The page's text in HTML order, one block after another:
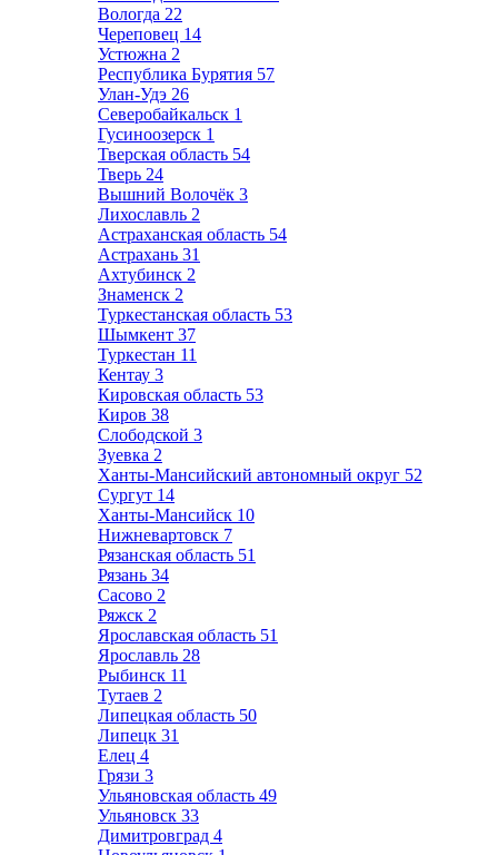
Вологда 22
Череповец 14
Устюжна 2
Республика Бурятия 57
Улан-Удэ 26
Северобайкальск 1
Гусиноозерск 1
Тверская область 54
Тверь 24
Вышний Волочёк 3
Лихославль 2
Астраханская область 54
Астрахань 31
Ахтубинск 2
Знаменск 2
Туркестанская область 53
Шымкент 37
Туркестан 11
Кентау 3
Кировская область 53
Киров 38
Слободской 3
Зуевка 2
Ханты-Мансийский автономный округ 52
Сургут 14
Ханты-Мансийск 10
Нижневартовск 7
Рязанская область 51
Рязань 34
Сасово 2
Ряжск 2
Ярославская область 51
Ярославль 28
Рыбинск 11
Тутаев 2
Липецкая область 50
Липецк 31
Елец 4
Грязи 3
Ульяновская область 49
Ульяновск 33
Димитровград 4